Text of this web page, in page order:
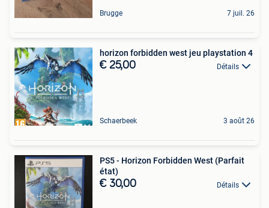
Brugge 7 juil. 26
horizon forbidden west jeu playstation 4
€ 25,00 Détails
Schaerbeek 3 août 26
PS5 - Horizon Forbidden West (Parfait
état)
€ 30,00 Détails